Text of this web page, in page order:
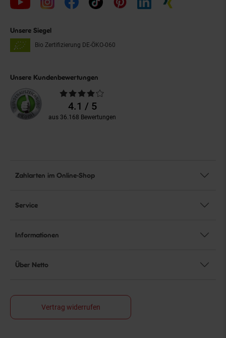
Unsere Siegel
Bio Zertifizierung DE-ÖKO-060
Unsere Kundenbewertungen
Durchschnittliche
Bewertungen4.1 / 5
aus 36.168 Bewertungen
Zahlarten im Online-Shop
Service
Informationen
Über Netto
Vertrag widerrufen